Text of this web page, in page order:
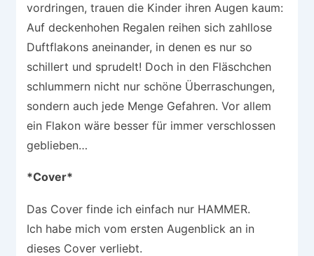
vordringen, trauen die Kinder ihren Augen kaum:
Auf deckenhohen Regalen reihen sich zahllose
Duftflakons aneinander, in denen es nur so
schillert und sprudelt! Doch in den Fläschchen
schlummern nicht nur schöne Überraschungen,
sondern auch jede Menge Gefahren. Vor allem
ein Flakon wäre besser für immer verschlossen
geblieben…
*Cover*
Das Cover finde ich einfach nur HAMMER.
Ich habe mich vom ersten Augenblick an in
dieses Cover verliebt.